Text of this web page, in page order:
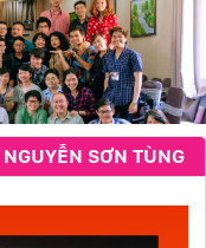
SƠN TÙNG